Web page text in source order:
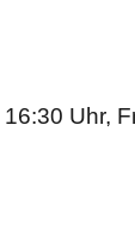
Uhr,